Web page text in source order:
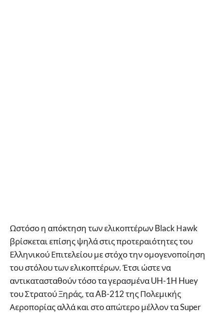
Ωστόσο η απόκτηση των ελικοπτέρων Black Ηawk
βρίσκεται επίσης ψηλά στις προτεραιότητες του
Ελληνικού Επιτελείου με στόχο την ομογενοποίηση
του στόλου των ελικοπτέρων. Έτσι ώστε να
αντικατασταθούν τόσο τα γερασμένα UH-1H Huey
του Στρατού Ξηράς, τα AB-212 της Πολεμικής
Αεροπορίας αλλά και στο απώτερο μέλλον τα Super